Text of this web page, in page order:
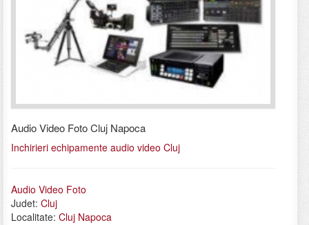
Audio Video Foto Cluj Napoca
Inchirieri echipamente audio video Cluj
Audio Video Foto
Judet: Cluj
Localitate: Cluj Napoca